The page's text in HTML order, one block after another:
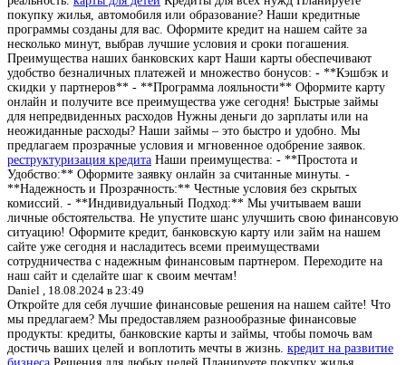
покупку жилья, автомобиля или образование? Наши кредитные
программы созданы для вас. Оформите кредит на нашем сайте за
несколько минут, выбрав лучшие условия и сроки погашения.
Преимущества наших банковских карт Наши карты обеспечивают
удобство безналичных платежей и множество бонусов: - **Кэшбэк и
скидки у партнеров** - **Программа лояльности** Оформите карту
онлайн и получите все преимущества уже сегодня! Быстрые займы
для непредвиденных расходов Нужны деньги до зарплаты или на
неожиданные расходы? Наши займы – это быстро и удобно. Мы
предлагаем прозрачные условия и мгновенное одобрение заявок.
реструктуризация кредита Наши преимущества: - **Простота и
Удобство:** Оформите заявку онлайн за считанные минуты. -
**Надежность и Прозрачность:** Честные условия без скрытых
комиссий. - **Индивидуальный Подход:** Мы учитываем ваши
личные обстоятельства. Не упустите шанс улучшить свою финансовую
ситуацию! Оформите кредит, банковскую карту или займ на нашем
сайте уже сегодня и насладитесь всеми преимуществами
сотрудничества с надежным финансовым партнером. Переходите на
наш сайт и сделайте шаг к своим мечтам!
Daniel , 18.08.2024 в 23:49
Откройте для себя лучшие финансовые решения на нашем сайте! Что
мы предлагаем? Мы предоставляем разнообразные финансовые
продукты: кредиты, банковские карты и займы, чтобы помочь вам
достичь ваших целей и воплотить мечты в жизнь. кредит на развитие